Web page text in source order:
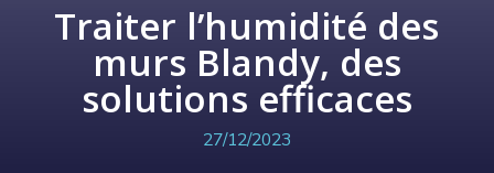
Traiter l’humidité des
murs Blandy, des
solutions efficaces
27/12/2023